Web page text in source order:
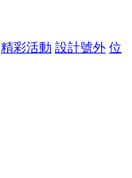
精彩活動 設計號外 位